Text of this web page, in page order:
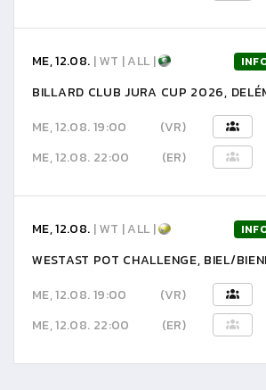
ME, 12.08. | WT | ALL |
BILLARD CLUB JURA CUP 2026,
ME, 12.08. 19:00
(VR)
ME, 12.08. 22:00
(ER)
ME, 12.08. | WT | ALL |
WESTAST POT CHALLENGE, BIEL/
ME, 12.08. 19:00
(VR)
ME, 12.08. 22:00
(ER)